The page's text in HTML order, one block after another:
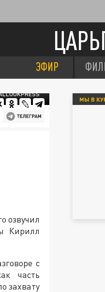
ЭФИР
озвучил
Кирилл
с
часть
захвату
МЫ В